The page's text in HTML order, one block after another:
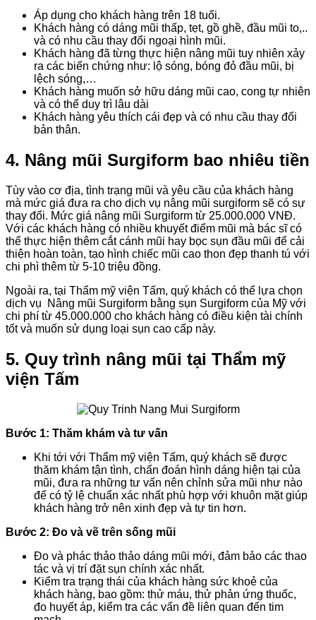
Áp dụng cho khách hàng trên 18 tuổi.
Khách hàng có dáng mũi thấp, tẹt, gồ ghề, đầu mũi to,..
và có nhu cầu thay đổi ngoại hình mũi.
Khách hàng đã từng thực hiện nâng mũi tuy nhiên xảy
ra các biến chứng như: lộ sóng, bóng đỏ đầu mũi, bị
lệch sóng,…
Khách hàng muốn sở hữu dáng mũi cao, cong tự nhiên
và có thể duy trì lâu dài
Khách hàng yêu thích cái đẹp và có nhu cầu thay đổi
bản thân.
4. Nâng mũi Surgiform bao nhiêu tiền
Tùy vào cơ địa, tình trạng mũi và yêu cầu của khách hàng
mà mức giá đưa ra cho dịch vụ nâng mũi surgiform sẽ có sự
thay đổi. Mức giá nâng mũi Surgiform từ 25.000.000 VNĐ.
Với các khách hàng có nhiều khuyết điểm mũi mà bác sĩ có
thể thực hiện thêm cắt cánh mũi hay bọc sụn đầu mũi để cải
thiện hoàn toàn, tạo hình chiếc mũi cao thon đẹp thanh tú với
chi phì thêm từ 5-10 triệu đồng.
Ngoài ra, tại Thẩm mỹ viện Tấm, quý khách có thể lựa chọn
dịch vụ Nâng mũi Surgiform bằng sụn Surgiform của Mỹ với
chi phí từ 45.000.000 cho khách hàng có điều kiện tài chính
tốt và muốn sử dụng loại sụn cao cấp này.
5. Quy trình nâng mũi tại Thẩm mỹ
viện Tấm
Bước 1: Thăm khám và tư vấn
Khi tới với Thẩm mỹ viện Tấm, quý khách sẽ được
thăm khám tận tình, chẩn đoán hình dáng hiện tại của
mũi, đưa ra những tư vấn nên chỉnh sửa mũi như nào
để có tỷ lệ chuẩn xác nhất phù hợp với khuôn mặt giúp
khách hàng trở nên xinh đẹp và tự tin hơn.
Bước 2: Đo và vẽ trên sống mũi
Đo và phác thảo thảo dáng mũi mới, đảm bảo các thao
tác và vị trí đặt sụn chính xác nhất.
Kiểm tra trạng thái của khách hàng sức khoẻ của
khách hàng, bao gồm: thử máu, thử phản ứng thuốc,
đo huyết áp, kiểm tra các vấn đề liên quan đến tim